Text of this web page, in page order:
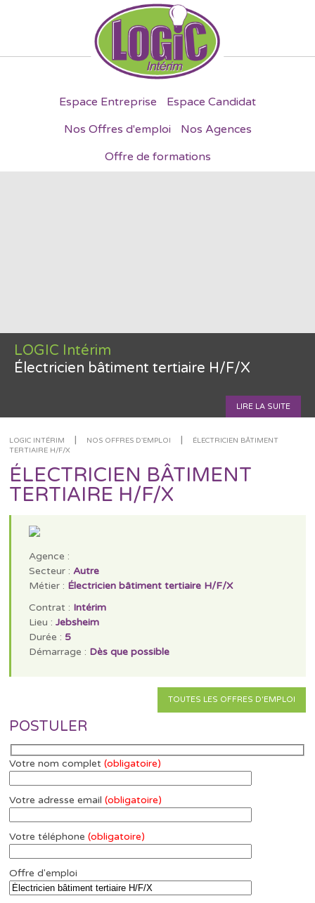
Espace Entreprise
Espace Candidat
Nos Offres d'emploi
Nos Agences
Offre de formations
LOGIC Intérim
Électricien bâtiment tertiaire H/F/X
LIRE LA SUITE
LOGIC INTÉRIM | NOS OFFRES D'EMPLOI |
ÉLECTRICIEN BÂTIMENT
TERTIAIRE H/F/X
ÉLECTRICIEN BÂTIMENT
TERTIAIRE H/F/X
Agence :
Secteur :Autre
Métier : Électricien bâtiment tertiaire H/F/X
Contrat : Intérim
Lieu :Jebsheim
Durée : 5
Démarrage : Dès que possible
TOUTES LES OFFRES D'EMPLOI
POSTULER
Votre nom complet(obligatoire)
Votre adresse email(obligatoire)
Votre téléphone(obligatoire)
Offre d'emploi